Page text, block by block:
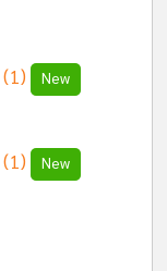
(1) New
(1) New